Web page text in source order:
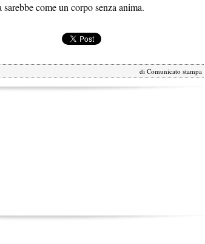
come un corpo senza anima.
di Comunicato stampa